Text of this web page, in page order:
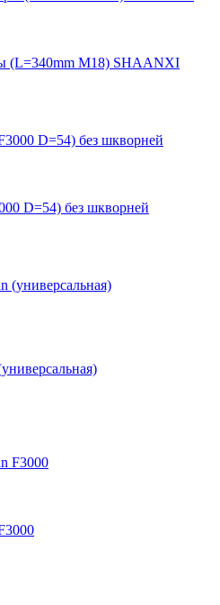
(L=340mm M18) SHAANXI
D=54) без шкворней